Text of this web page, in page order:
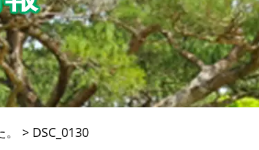
> DSC_0130